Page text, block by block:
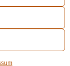
International